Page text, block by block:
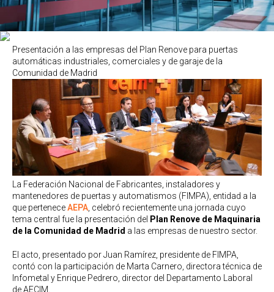
Presentación a las empresas del Plan Renove para puertas
automáticas industriales, comerciales y de garaje de la
Comunidad de Madrid
La Federación Nacional de Fabricantes, instaladores y
mantenedores de puertas y automatismos (FIMPA), entidad a la
que perteneceAEPA, celebró recientemente una jornada cuyo
tema central fue la presentación del Plan Renove de Maquinaria
de la Comunidad de Madrid a las empresas de nuestro sector.
El acto, presentado por Juan Ramírez, presidente de FIMPA,
contó con la participación de Marta Carnero, directora técnica de
Infometal y Enrique Pedrero, director del Departamento Laboral
de AECIM.